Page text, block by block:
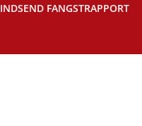
INDSEND FANGSTRAPPORT